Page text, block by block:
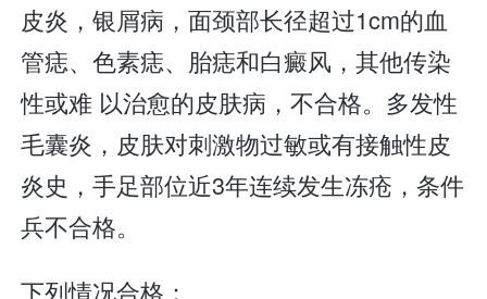
皮炎，银屑病，面颈部长径超过1cm的血
管痣、色素痣、胎痣和白癜风，其他传染
性或难 以治愈的皮肤病，不合格。多发性
毛囊炎，皮肤对刺激物过敏或有接触性皮
炎史，手足部位近3年连续发生冻疮，条件
兵不合格。
下列情况合格：